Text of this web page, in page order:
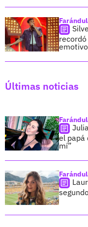
Últimas noticias
el papá
mí”